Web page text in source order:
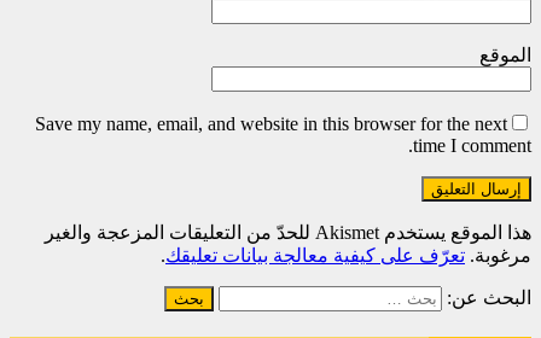
الموقع
Save my name, email, and website in this browser for the next
time I comment.
هذا الموقع يستخدم Akismet للحدّ من التعليقات المزعجة والغير
مرغوبة. تعرّف على كيفية معالجة بيانات تعليقك.
البحث عن: